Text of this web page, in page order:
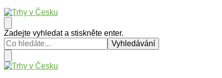
Trhy v Česku
Trhy, jarmarky, slavnosti a poutě v České republice
Hledáte
něco
?
Zadejte vyhledat a stiskněte enter.